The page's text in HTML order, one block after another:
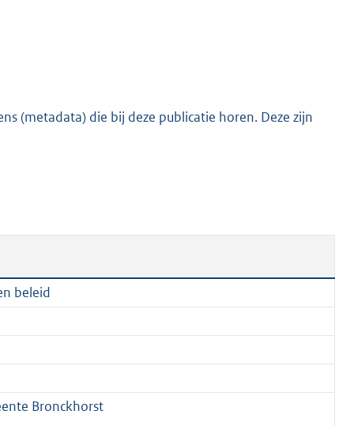
K
(metadata) die bij deze publicatie horen. Deze zijn
beleid
Bronckhorst